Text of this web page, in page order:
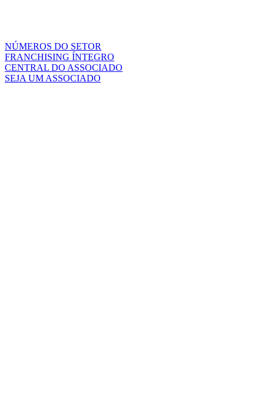
NÚMEROS DO SETOR
FRANCHISING ÍNTEGRO
CENTRAL DO ASSOCIADO
SEJA UM ASSOCIADO